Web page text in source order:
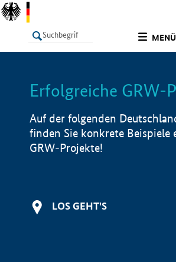
MENÜ
LISTE
Erfolgreiche GRW-
Auf der folgenden
finden Sie konkrete Beispiele
GRW-Projekte!
LOS GEHT'S